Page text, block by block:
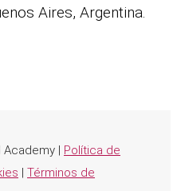
Aires, Argentina.
Academy | Política de
| Términos de